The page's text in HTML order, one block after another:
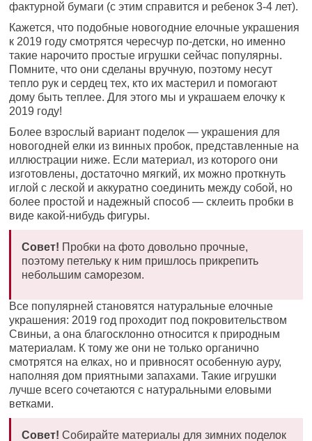
фактурной бумаги (с этим справится и ребенок 3-4 лет).
Кажется, что подобные новогодние елочные украшения
к 2019 году смотрятся чересчур по-детски, но именно
такие нарочито простые игрушки сейчас популярны.
Помните, что они сделаны вручную, поэтому несут
тепло рук и сердец тех, кто их мастерил и помогают
дому быть теплее. Для этого мы и украшаем елочку к
2019 году!
Более взрослый вариант поделок — украшения для
новогодней елки из винных пробок, представленные на
иллюстрации ниже. Если материал, из которого они
изготовлены, достаточно мягкий, их можно проткнуть
иглой с леской и аккуратно соединить между собой, но
более простой и надежный способ — склеить пробки в
виде какой-нибудь фигуры.
Совет! Пробки на фото довольно прочные,
поэтому петельку к ним пришлось прикрепить
небольшим саморезом.
Все популярней становятся натуральные елочные
украшения: 2019 год проходит под покровительством
Свиньи, а она благосклонно относится к природным
материалам. К тому же они не только органично
смотрятся на елках, но и привносят особенную ауру,
наполняя дом приятными запахами. Такие игрушки
лучше всего сочетаются с натуральными еловыми
ветками.
Совет! Собирайте материалы для зимних поделок